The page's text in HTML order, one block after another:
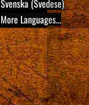
Svenska (Svedese)
More Languages...